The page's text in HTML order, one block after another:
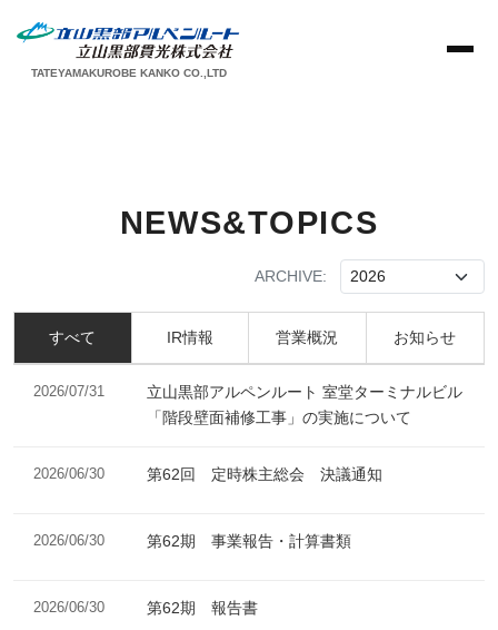
TATEYAMAKUROBE KANKO CO.,LTD
NEWS&TOPICS
ARCHIVE:
すべて IR情報 営業概況 お知らせ
2026/07/31
立山黒部アルペンルート 室堂ターミナルビル
「階段壁面補修工事」の実施について
2026/06/30 第62回 定時株主総会 決議通知
2026/06/30 第62期 事業報告・計算書類
2026/06/30 第62期 報告書